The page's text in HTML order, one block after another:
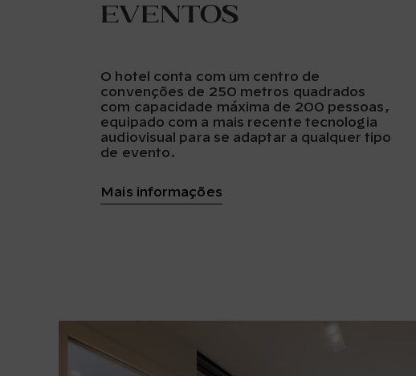
Eventos
O hotel conta com um centro de
convenções de 250 metros quadrados
com capacidade máxima de 200 pessoas,
equipado com a mais recente tecnologia
audiovisual para se adaptar a qualquer tipo
de evento.
Mais informações